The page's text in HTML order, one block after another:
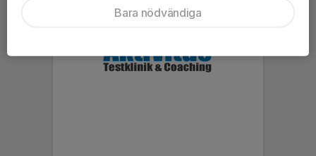
Bara nödvändiga